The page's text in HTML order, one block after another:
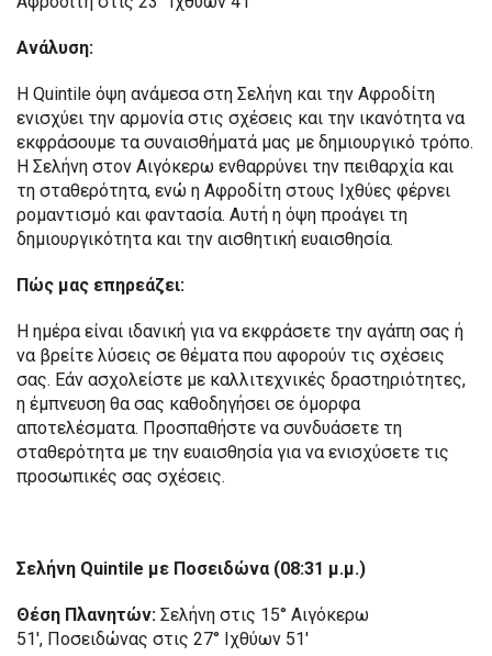
Ανάλυση:
Η Quintile όψη ανάμεσα στη Σελήνη και την Αφροδίτη
ενισχύει την αρμονία στις σχέσεις και την ικανότητα να
εκφράσουμε τα συναισθήματά μας με δημιουργικό τρόπο.
Η Σελήνη στον Αιγόκερω ενθαρρύνει την πειθαρχία και
τη σταθερότητα, ενώ η Αφροδίτη στους Ιχθύες φέρνει
ρομαντισμό και φαντασία. Αυτή η όψη προάγει τη
δημιουργικότητα και την αισθητική ευαισθησία.
Πώς μας επηρεάζει:
Η ημέρα είναι ιδανική για να εκφράσετε την αγάπη σας ή
να βρείτε λύσεις σε θέματα που αφορούν τις σχέσεις
σας. Εάν ασχολείστε με καλλιτεχνικές δραστηριότητες,
η έμπνευση θα σας καθοδηγήσει σε όμορφα
αποτελέσματα. Προσπαθήστε να συνδυάσετε τη
σταθερότητα με την ευαισθησία για να ενισχύσετε τις
προσωπικές σας σχέσεις.
Σελήνη Quintile με Ποσειδώνα (08:31 μ.μ.)
Θέση Πλανητών: Σελήνη στις 15° Αιγόκερω
51′, Ποσειδώνας στις 27° Ιχθύων 51′